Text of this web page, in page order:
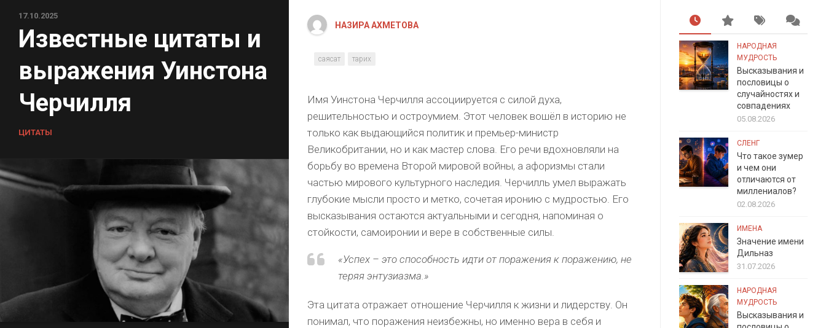
17.10.2025
Известные цитаты и
выражения Уинстона
Черчилля
ЦИТАТЫ
НАЗИРА АХМЕТОВА
саясат тарих
Имя Уинстона Черчилля ассоциируется с силой духа,
решительностью и остроумием. Этот человек вошёл в историю не
только как выдающийся политик и премьер-министр
Великобритании, но и как мастер слова. Его речи вдохновляли на
борьбу во времена Второй мировой войны, а афоризмы стали
частью мирового культурного наследия. Черчилль умел выражать
глубокие мысли просто и метко, сочетая иронию с мудростью. Его
высказывания остаются актуальными и сегодня, напоминая о
стойкости, самоиронии и вере в собственные силы.
«Успех – это способность идти от поражения к поражению, не
теряя энтузиазма.»
Эта цитата отражает отношение Черчилля к жизни и лидерству. Он
понимал, что поражения неизбежны, но именно вера в себя и
НАРОДНАЯ
МУДРОСТЬ
Высказывания и
пословицы о
случайностях и
совпадениях
05.08.2026
СЛЕНГ
Что такое зумер
и чем они
отличаются от
миллениалов?
02.08.2026
ИМЕНА
Значение имени
Дильназ
31.07.2026
НАРОДНАЯ
МУДРОСТЬ
Высказывания и